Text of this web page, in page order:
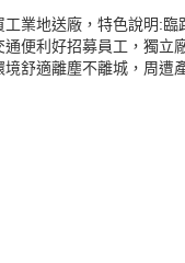
業地送廠，特色說明:臨
便利好招募員工，獨立
舒適離塵不離城，周遭